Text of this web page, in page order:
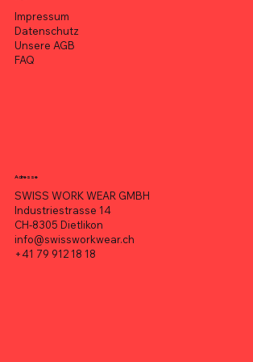
Impressum
Datenschutz
Unsere AGB
FAQ
Adresse
SWISS WORK WEAR GMBH
Industriestrasse 14
CH-8305 Dietlikon
info@swissworkwear.ch
+41 79 912 18 18